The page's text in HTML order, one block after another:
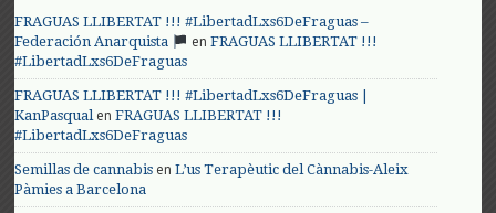
FRAGUAS LLIBERTAT !!! #LibertadLxs6DeFraguas –
Federación Anarquista
enFRAGUAS LLIBERTAT !!!
#LibertadLxs6DeFraguas
FRAGUAS LLIBERTAT !!! #LibertadLxs6DeFraguas |
KanPasqualenFRAGUAS LLIBERTAT !!!
#LibertadLxs6DeFraguas
Semillas de cannabis enL’us Terapèutic del Cànnabis-Aleix
Pàmies a Barcelona